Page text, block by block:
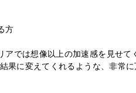
方
では想像以上の加速感を見せて
果に変えてくれるような、非常